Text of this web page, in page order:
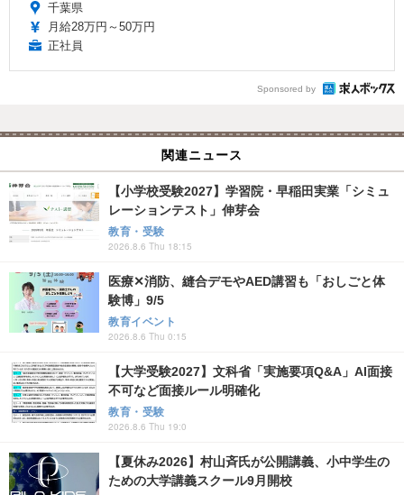
千葉県
月給28万円～50万円
正社員
Sponsored by
関連ニュース
【小学校受験2027】学習院・早稲田実業「シミュ
レーションテスト」伸芽会
教育・受験
2026.8.6 Thu 18:15
医療✕消防、縫合デモやAED講習も「おしごと体
験博」9/5
教育イベント
2026.8.6 Thu 0:15
【大学受験2027】文科省「実施要項Q&A」AI面接
不可など面接ルール明確化
教育・受験
2026.8.6 Thu 19:0
【夏休み2026】村山斉氏が公開講義、小中学生の
ための大学講義スクール9月開校